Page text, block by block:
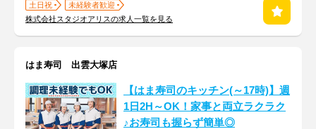
土日祝
未経験者歓迎
株式会社スタジオアリスの求人一覧を見る
はま寿司 出雲大塚店
【はま寿司のキッチン(～17時)】週
1日2H～OK！家事と両立ラクラク
♪お寿司も握らず簡単◎